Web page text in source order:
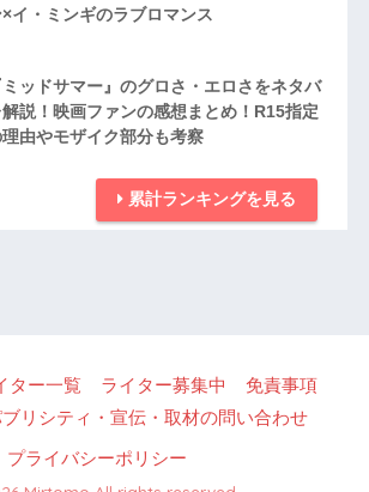
×イ・ミンギのラブロマンス
ミッドサマー』のグロさ・エロさをネタバ
解説！映画ファンの感想まとめ！R15指定
由やモザイク部分も考察
累計ランキングを見る
ター一覧 ライター募集中
免責事項
リシティ・宣伝・取材の問い合わせ
プライバシーポリシー